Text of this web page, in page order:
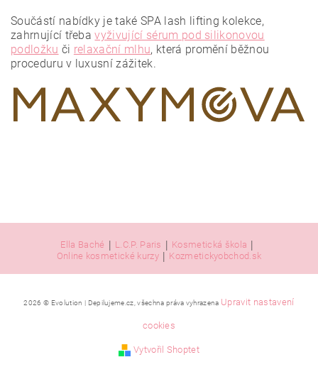
osobních údajů.
Součástí nabídky je také SPA lash lifting kolekce,
zahrnující třebavyživující sérum pod silikonovou
podložku či relaxační mlhu, která promění běžnou
proceduru v luxusní zážitek.
Ella Baché | L.C.P. Paris | Kosmetická škola |
Online kosmetické kurzy | Kozmetickyobchod.sk
2026 © Evolution | Depilujeme.cz, všechna práva vyhrazena Upravit nastavení
cookies
Vytvořil Shoptet